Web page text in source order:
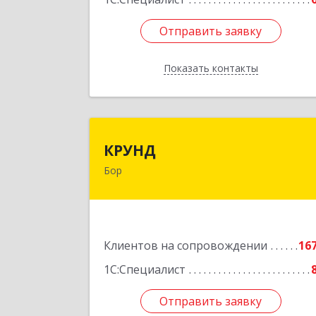
Отправить заявку
Показать контакты
Отправить заявку
Назад
КРУНД
Бор
Клиентов на сопровождении
1С:Специалист
Отправить заявку
Отправить заявку